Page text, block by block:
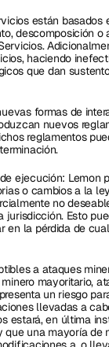
están
descomposición o
haciendo
que dan
formas de
nuevos
reglamentos
ejecución: Lemon
o cambios a la
no
jurisdicción. Esto
en la pérdida de
a ataques
mayoritario,
un riesgo
llevadas a
estará, en última
una mayoría de